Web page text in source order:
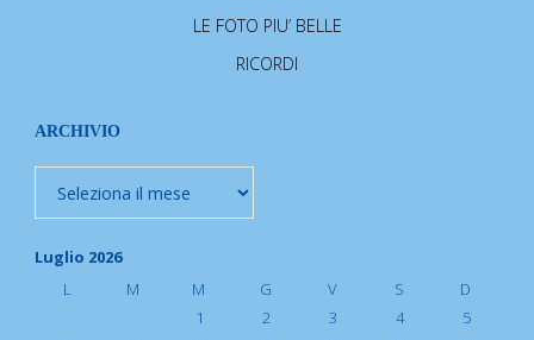
LE FOTO PIU’ BELLE
RICORDI
ARCHIVIO
Luglio 2026
L
M M G V S
D
1
2 3 4
5